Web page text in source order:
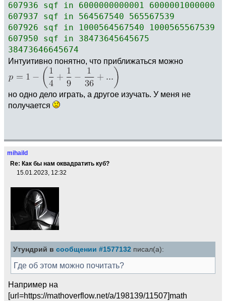
607936 sqf in 6000000000001 6000001000000
607937 sqf in 564567540 565567539
607926 sqf in 1000564567540 1000565567539
607950 sqf in 38473645645675
38473646645674
Интуитивно понятно, что приближаться можно
но одно дело играть, а другое изучать. У меня не
получается
mihaild
Re: Как бы нам оквадратить куб?
15.01.2023, 12:32
Утундрий в сообщении #1577132 писал(а):
Где об этом можно почитать?
Например на
[url=https://mathoverflow.net/a/198139/11507]math